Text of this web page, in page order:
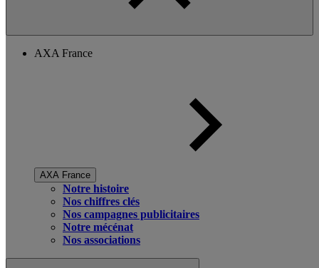
AXA France
AXA France
Notre histoire
Nos chiffres clés
Nos campagnes publicitaires
Notre mécénat
Nos associations